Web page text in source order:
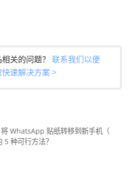
关的问题？ 联系我们以便
快速解决方案 >
将 WhatsApp 贴纸转移到新手机（
种可行方法？